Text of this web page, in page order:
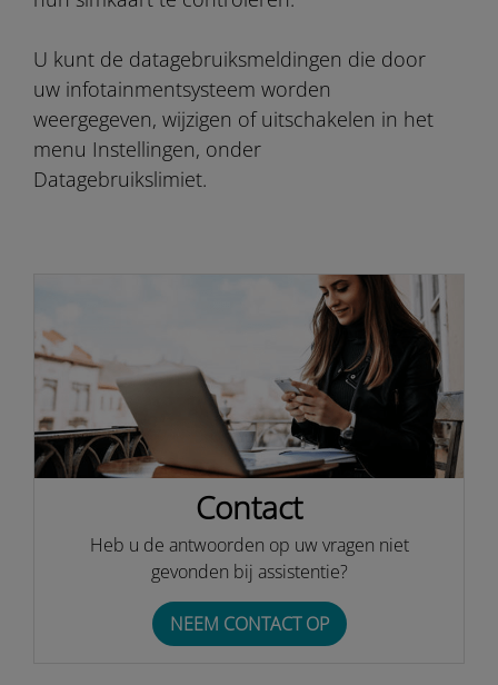
U kunt de datagebruiksmeldingen die door
uw infotainmentsysteem worden
weergegeven, wijzigen of uitschakelen in het
menu Instellingen, onder
Datagebruikslimiet.
Contact
Heb u de antwoorden op uw vragen niet
gevonden bij assistentie?
NEEM CONTACT OP